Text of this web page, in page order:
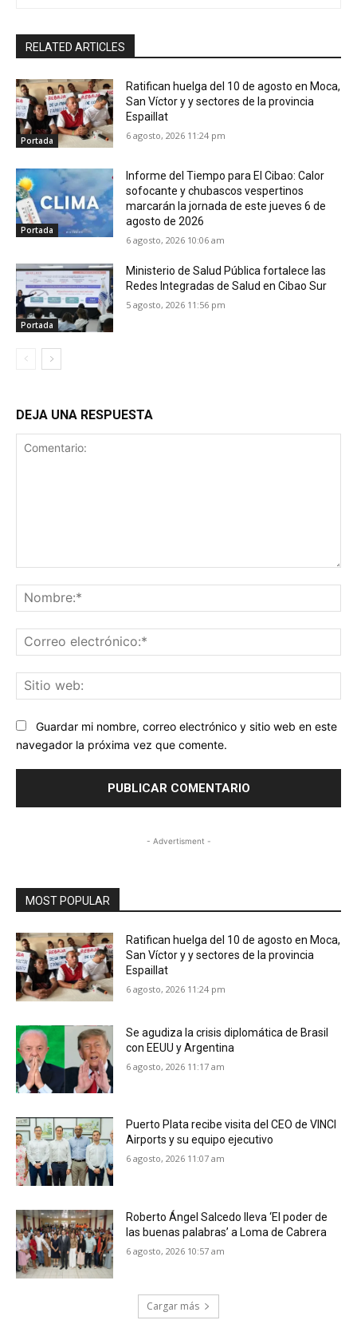
RELATED ARTICLES
Portada
Ratifican huelga del 10 de agosto en Moca,
San Víctor y y sectores de la provincia
Espaillat
6 agosto, 2026 11:24 pm
Portada
Informe del Tiempo para El Cibao: Calor
sofocante y chubascos vespertinos
marcarán la jornada de este jueves 6 de
agosto de 2026
6 agosto, 2026 10:06 am
Portada
Ministerio de Salud Pública fortalece las
Redes Integradas de Salud en Cibao Sur
5 agosto, 2026 11:56 pm
DEJA UNA RESPUESTA
Guardar mi nombre, correo electrónico y sitio web en este
navegador la próxima vez que comente.
- Advertisment -
MOST POPULAR
Ratifican huelga del 10 de agosto en Moca,
San Víctor y y sectores de la provincia
Espaillat
6 agosto, 2026 11:24 pm
Se agudiza la crisis diplomática de Brasil
con EEUU y Argentina
6 agosto, 2026 11:17 am
Puerto Plata recibe visita del CEO de VINCI
Airports y su equipo ejecutivo
6 agosto, 2026 11:07 am
Roberto Ángel Salcedo lleva ‘El poder de
las buenas palabras’ a Loma de Cabrera
6 agosto, 2026 10:57 am
Cargar más